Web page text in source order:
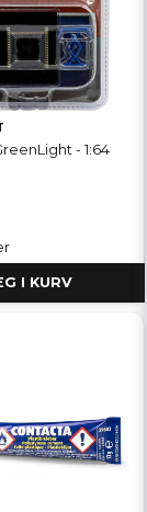
- 1:64
I KURV